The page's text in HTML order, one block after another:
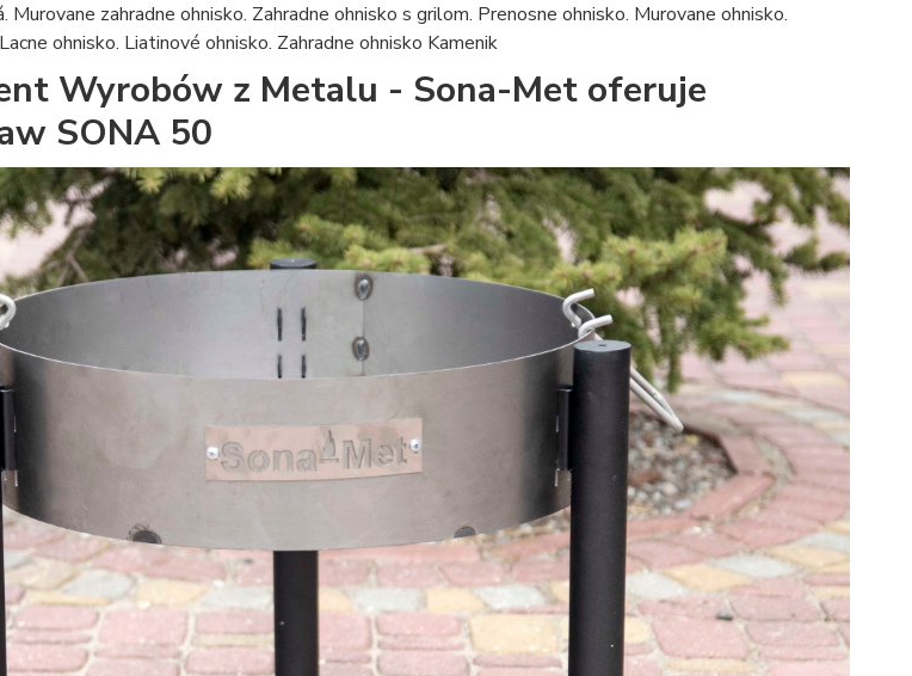
Murovane zahradne ohnisko. Zahradne ohnisko s grilom. Prenosne ohnisko. Murovane ohnisko.
ohnisko. Liatinové ohnisko. Zahradne ohnisko Kamenik
Wyrobów z Metalu - Sona-Met oferuje
SONA 50